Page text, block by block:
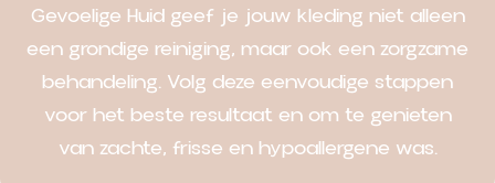
Gevoelige Huid geef je jouw kleding niet alleen
een grondige reiniging, maar ook een zorgzame
behandeling. Volg deze eenvoudige stappen
voor het beste resultaat en om te genieten
van zachte, frisse en hypoallergene was.